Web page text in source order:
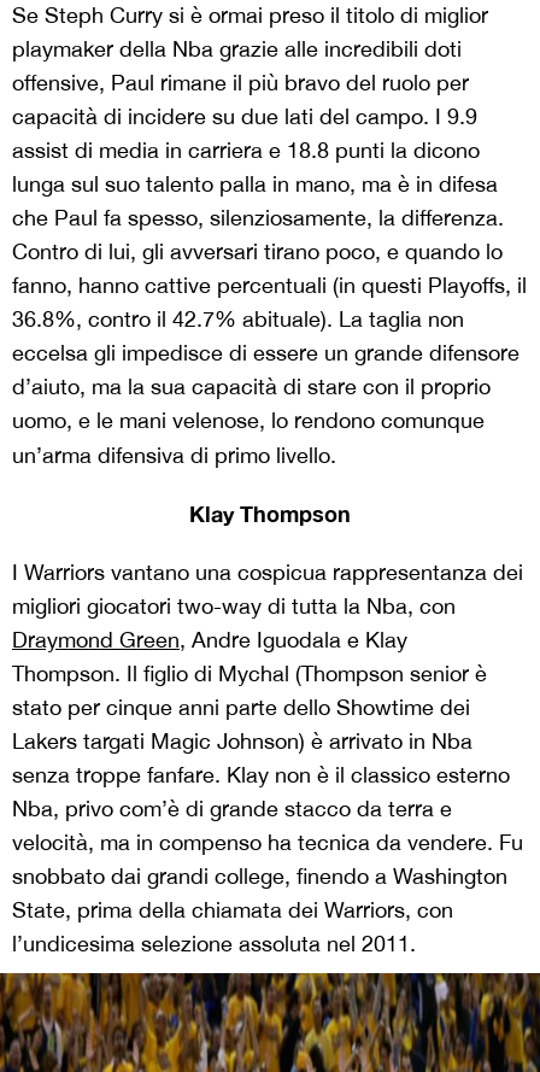
Se Steph Curry si è ormai preso il titolo di miglior
playmaker della Nba grazie alle incredibili doti
offensive, Paul rimane il più bravo del ruolo per
capacità di incidere su due lati del campo. I 9.9
assist di media in carriera e 18.8 punti la dicono
lunga sul suo talento palla in mano, ma è in difesa
che Paul fa spesso, silenziosamente, la differenza.
Contro di lui, gli avversari tirano poco, e quando lo
fanno, hanno cattive percentuali (in questi Playoffs, il
36.8%, contro il 42.7% abituale). La taglia non
eccelsa gli impedisce di essere un grande difensore
d’aiuto, ma la sua capacità di stare con il proprio
uomo, e le mani velenose, lo rendono comunque
un’arma difensiva di primo livello.
Klay Thompson
I Warriors vantano una cospicua rappresentanza dei
migliori giocatori two-way di tutta la Nba, con
Draymond Green, Andre Iguodala e Klay
Thompson. Il figlio di Mychal (Thompson senior è
stato per cinque anni parte dello Showtime dei
Lakers targati Magic Johnson) è arrivato in Nba
senza troppe fanfare. Klay non è il classico esterno
Nba, privo com’è di grande stacco da terra e
velocità, ma in compenso ha tecnica da vendere. Fu
snobbato dai grandi college, finendo a Washington
State, prima della chiamata dei Warriors, con
l’undicesima selezione assoluta nel 2011.